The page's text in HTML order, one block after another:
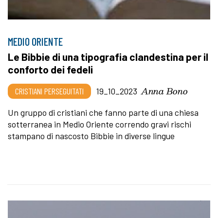
MEDIO ORIENTE
Le Bibbie di una tipografia clandestina per il
conforto dei fedeli
CRISTIANI PERSEGUITATI 19_10_2023 Anna Bono
Un gruppo di cristiani che fanno parte di una chiesa
sotterranea in Medio Oriente correndo gravi rischi
stampano di nascosto Bibbie in diverse lingue